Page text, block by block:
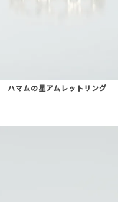
ハマムの星アムレットリング